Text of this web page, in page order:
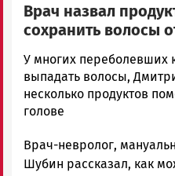
Врач назвал
сохранить волосы
Ольга
Гаврилова
Новости
Петрозаводска
Карелии
|
У многих переболевших
выпадать волосы,
несколько продуктов
голове
Врач-невролог,
Шубин рассказал, как